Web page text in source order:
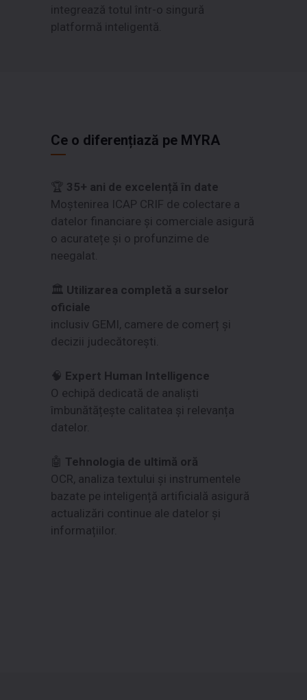
integrează totul într-o singură
platformă inteligentă.
Ce o diferențiază pe MYRA
🏆 35+ ani de excelență în date
Moștenirea ICAP CRIF de colectare a
datelor financiare și comerciale asigură
o acuratețe și o profunzime de
neegalat.
🏛️ Utilizarea completă a surselor
oficiale
inclusiv GEMI, camere de comerț și
decizii judecătorești.
🧠 Expert Human Intelligence
O echipă dedicată de analiști
îmbunătățește calitatea și relevanța
datelor.
🤖 Tehnologia de ultimă oră
OCR, analiza textului și instrumentele
bazate pe inteligență artificială asigură
actualizări continue ale datelor și
informațiilor.